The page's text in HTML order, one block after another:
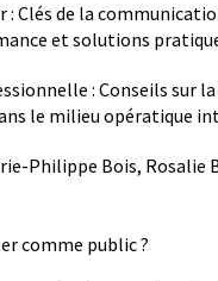
: Clés de la
et solutions
: Conseils sur
le milieu opératique
Philippe Bois,
comme public ?